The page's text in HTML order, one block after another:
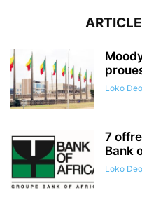
Loko
7
Bank
Loko